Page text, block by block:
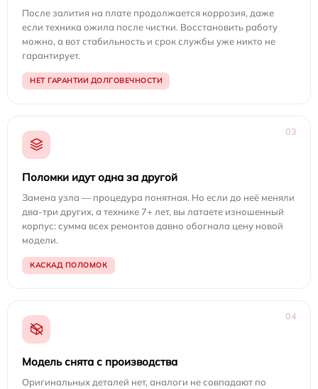
После залития на плате продолжается коррозия, даже
если техника ожила после чистки. Восстановить работу
можно, а вот стабильность и срок службы уже никто не
гарантирует.
НЕТ ГАРАНТИИ ДОЛГОВЕЧНОСТИ
03
Поломки идут одна за другой
Замена узла — процедура понятная. Но если до неё меняли
два-три других, а технике 7+ лет, вы латаете изношенный
корпус: сумма всех ремонтов давно обогнала цену новой
модели.
КАСКАД ПОЛОМОК
04
Модель снята с производства
Оригинальных деталей нет, аналоги не совпадают по